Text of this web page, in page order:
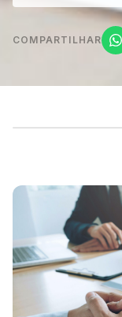
COMPARTILHAR